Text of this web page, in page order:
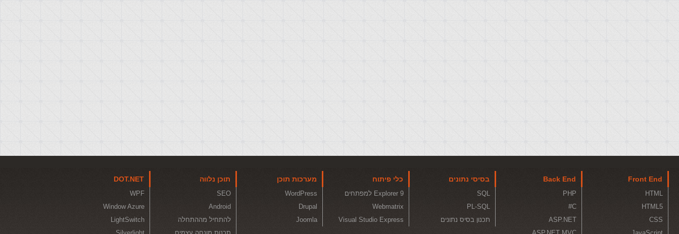
Front End
HTML
HTML5
CSS
Back End
PHP
C#
ASP.NET
בסיסי נתונים
SQL
PL-SQL
תכנון בסיס נתונים
כלי פיתוח
Explorer 9 למפתחים
Webmatrix
Visual Studio Express
מערכות תוכן
WordPress
Drupal
Joomla
תוכן נלווה
SEO
Android
להתחיל מההתחלה
DOT.NET
WPF
Window Azure
LightSwitch